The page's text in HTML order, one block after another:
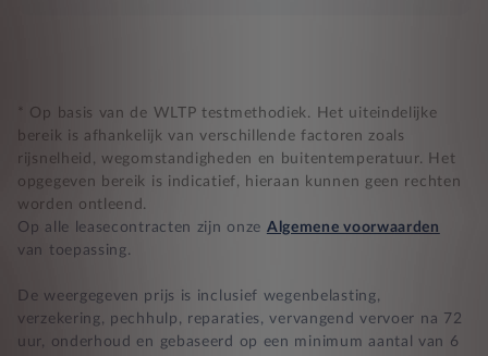
* Op basis van de WLTP testmethodiek. Het uiteindelijke
bereik is afhankelijk van verschillende factoren zoals
rijsnelheid, wegomstandigheden en buitentemperatuur. Het
opgegeven bereik is indicatief, hieraan kunnen geen rechten
worden ontleend.
Op alle leasecontracten zijn onze Algemene voorwaarden
van toepassing.
De weergegeven prijs is inclusief wegenbelasting,
verzekering, pechhulp, reparaties, vervangend vervoer na 72
uur, onderhoud en gebaseerd op een minimum aantal van 6